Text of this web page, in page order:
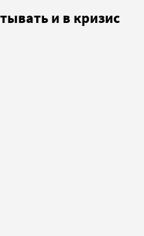
и в кризис